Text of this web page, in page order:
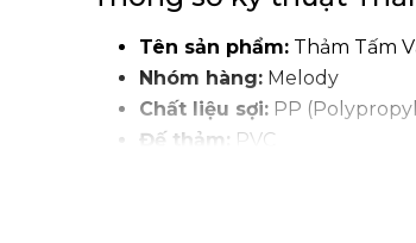
Tên sản phẩm: Thảm Tấm
Nhóm hàng: Melody
Chất liệu sợi: PP
Đế thảm: PVC